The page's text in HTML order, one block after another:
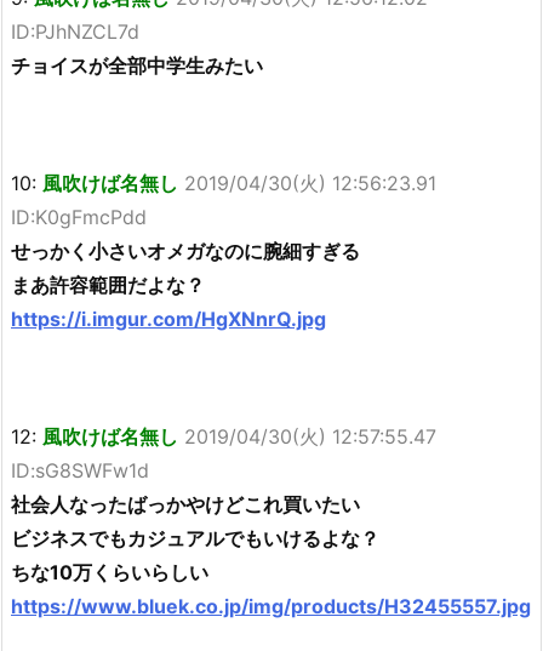
ID:PJhNZCL7d
チョイスが全部中学生みたい
10: 風吹けば名無し 2019/04/30(火) 12:56:23.91
ID:K0gFmcPdd
せっかく小さいオメガなのに腕細すぎる
まあ許容範囲だよな？
https://i.imgur.com/HgXNnrQ.jpg
12: 風吹けば名無し 2019/04/30(火) 12:57:55.47
ID:sG8SWFw1d
社会人なったばっかやけどこれ買いたい
ビジネスでもカジュアルでもいけるよな？
ちな10万くらいらしい
https://www.bluek.co.jp/img/products/H32455557.jpg